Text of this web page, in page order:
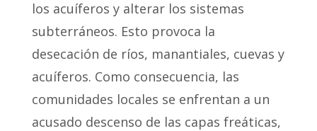
los acuíferos y alterar los sistemas
subterráneos. Esto provoca la
desecación de ríos, manantiales, cuevas y
acuíferos. Como consecuencia, las
comunidades locales se enfrentan a un
acusado descenso de las capas freáticas,